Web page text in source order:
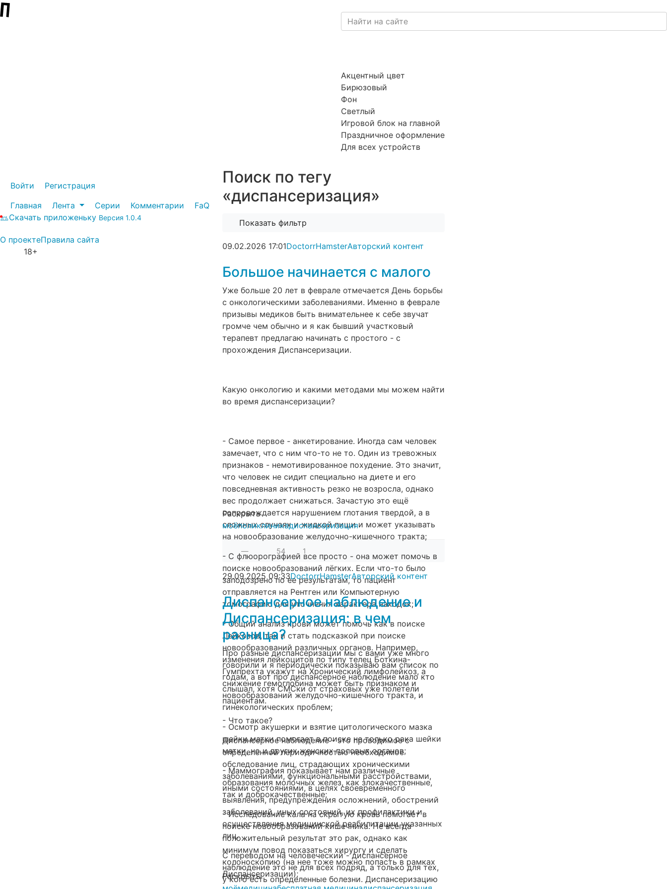
Акцентный цвет
Бирюзовый
Фон
Светлый
Игровой блок на главной
Праздничное оформление
Для всех устройств
Войти
Регистрация
Главная
Лента Серии Комментарии
FaQ
Скачать приложеньку Версия 1.0.4
О проектеПравила сайта
18+
Поиск по тегу
«диспансеризация»
Показать фильтр
09.02.2026 17:01DoctorrHamsterАвторский контент
Большое начинается с малого
Уже больше 20 лет в феврале отмечается День борьбы
с онкологическими заболеваниями. Именно в феврале
призывы медиков быть внимательнее к себе звучат
громче чем обычно и я как бывший участковый
терапевт предлагаю начинать с простого - с
прохождения Диспансеризации.
Какую онкологию и какими методами мы можем найти
во время диспансеризации?
- Самое первое - анкетирование. Иногда сам человек
замечает, что с ним что-то не то. Один из тревожных
признаков - немотивированное похудение. Это значит,
что человек не сидит специально на диете и его
повседневная активность резко не возросла, однако
вес продолжает снижаться. Зачастую это ещё
сопровождается нарушением глотания твердой, а в
сложных случаях и жидкой пищи и может указывать
на новообразование желудочно-кишечного тракта;
- С флюорографией все просто - она может помочь в
поиске новообразований лёгких. Если что-то было
заподозрено по ее результатам, то пациент
отправляется на Рентген или Компьютерную
томографию для уточнения характера находок;
- Общий анализ крови может помочь как в поиске
Лейкозов, так и стать подсказкой при поиске
новообразований различных органов. Например,
изменения лейкоцитов по типу телец Боткина-
Гумпрехта укажут на Хронический лимфолейкоз, а
снижение гемоглобина может быть признаком и
новообразований желудочно-кишечного тракта, и
гинекологических проблем;
- Осмотр акушерки и взятие цитологического мазка
шейки матки помогает в поиске не только рака шейки
матки, но и других женских половых органов;
- Маммография показывает нам различные
образования молочных желез, как злокачественные,
так и доброкачественные;
- Исследование кала на скрытую кровь помогает в
поиске новообразований кишечника. Не всегда
положительный результат это рак, однако как
минимум повод показаться хирургу и сделать
колоноскопию (на нее тоже можно попасть в рамках
Диспансеризации);
Раскрыть
моёполиклиникадиспансеризация
— 54 1
29.09.2025 09:33DoctorrHamsterАвторский контент
Диспансерное наблюдение и
Диспансеризация: в чем
разница?
Про разные диспансеризации мы с вами уже много
говорили и я периодически показываю вам список по
годам, а вот про диспансерное наблюдение мало кто
слышал, хотя СМСки от страховых уже полетели
пациентам.
- Что такое?
Диспансерное наблюдение - это проводимое с
определенной периодичностью необходимое
обследование лиц, страдающих хроническими
заболеваниями, функциональными расстройствами,
иными состояниями, в целях своевременного
выявления, предупреждения осложнений, обострений
заболеваний, иных состояний, их профилактики и
осуществления медицинской реабилитации указанных
лиц.
С переводом на человеческий - диспансерное
наблюдение это не для всех подряд, а только для тех,
у кого есть определенные болезни. Диспансеризацию
Раскрыть